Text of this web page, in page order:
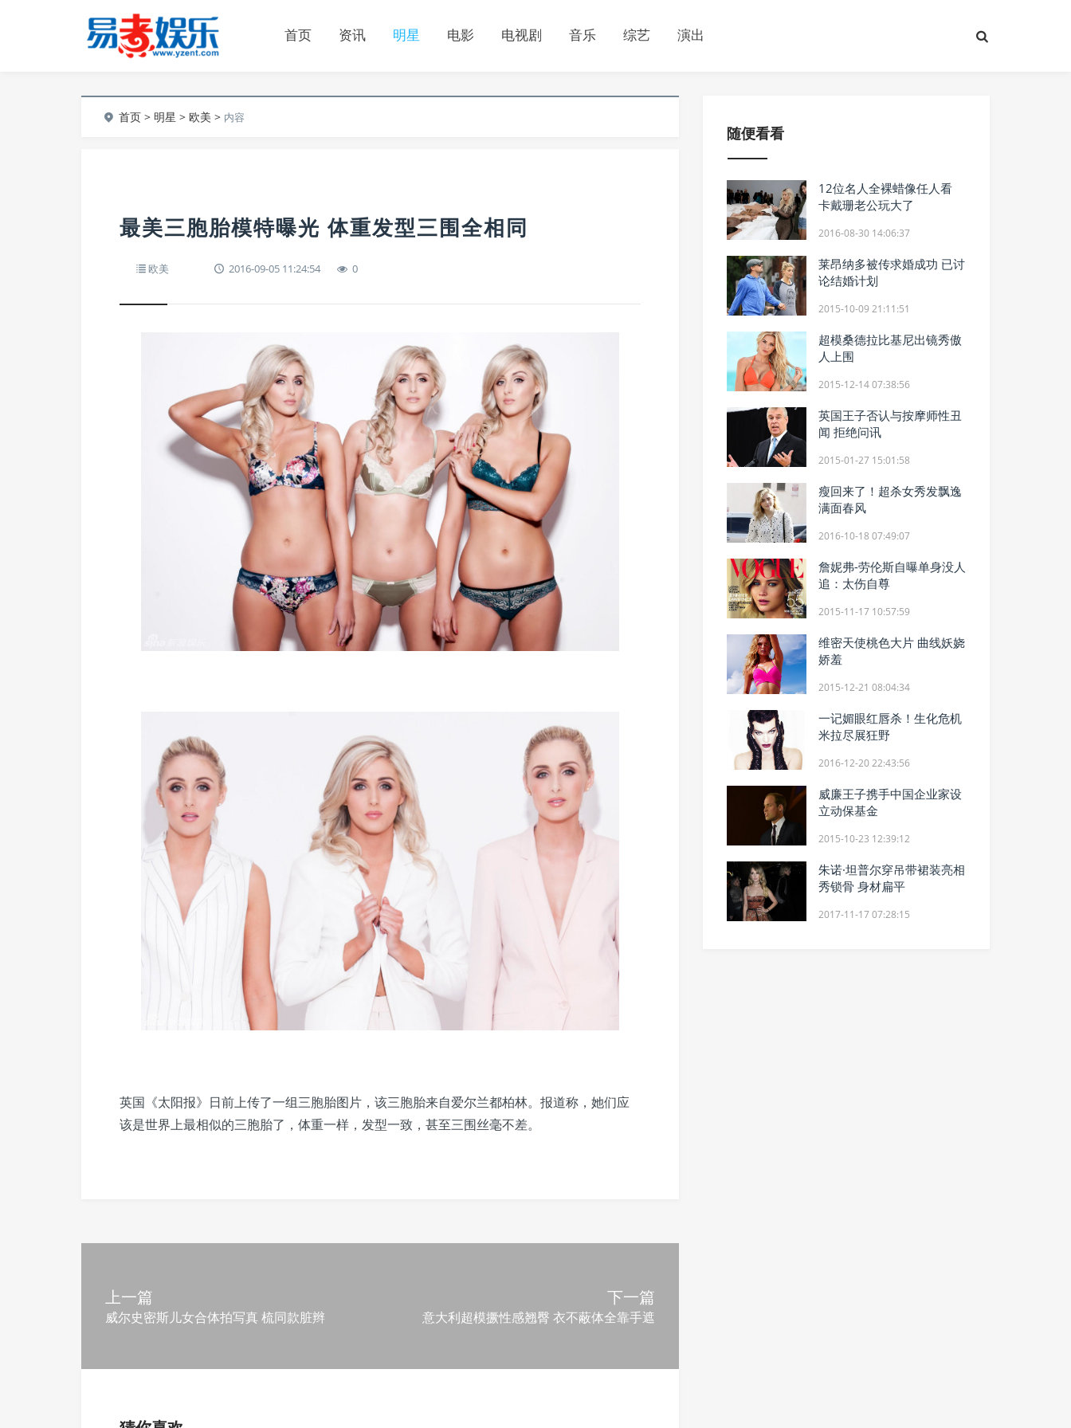
首页 资讯 明星 电影 电视剧 音乐 综艺 演出
首页 > 明星 >欧美 > 内容
最美三胞胎模特曝光 体重发型三围全相同
欧美 2016-09-05 11:24:54 0
英国《太阳报》日前上传了一组三胞胎图片，该三胞胎来自爱尔兰都柏林。报道称，她们应
该是世界上最相似的三胞胎了，体重一样，发型一致，甚至三围丝毫不差。
上一篇
威尔史密斯儿女合体拍写真 梳同款脏辫
下一篇
意大利超模撅性感翘臀 衣不蔽体全靠手遮
随便看看
12位名人全裸蜡像任人看
卡戴珊老公玩大了
2016-08-30 14:06:37
莱昂纳多被传求婚成功 已讨
论结婚计划
2015-10-09 21:11:51
超模桑德拉比基尼出镜秀傲
人上围
2015-12-14 07:38:56
英国王子否认与按摩师性丑
闻 拒绝问讯
2015-01-27 15:01:58
瘦回来了！超杀女秀发飘逸
满面春风
2016-10-18 07:49:07
詹妮弗-劳伦斯自曝单身没人
追：太伤自尊
2015-11-17 10:57:59
维密天使桃色大片 曲线妖娆
娇羞
2015-12-21 08:04:34
一记媚眼红唇杀！生化危机
米拉尽展狂野
2016-12-20 22:43:56
威廉王子携手中国企业家设
立动保基金
2015-10-23 12:39:12
朱诺·坦普尔穿吊带裙装亮相
秀锁骨 身材扁平
2017-11-17 07:28:15